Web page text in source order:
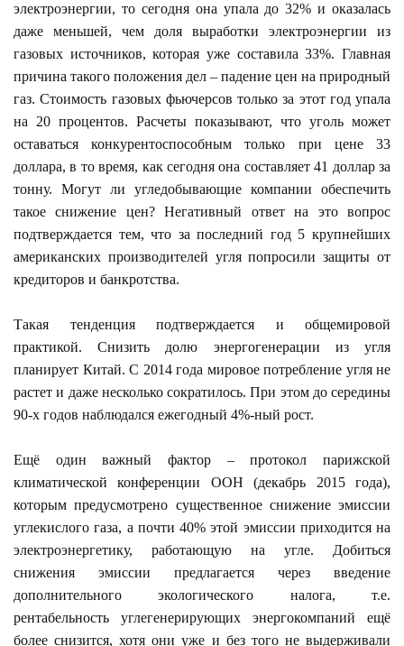
электроэнергии, то сегодня она упала до 32% и оказалась
даже меньшей, чем доля выработки электроэнергии из
газовых источников, которая уже составила 33%. Главная
причина такого положения дел – падение цен на природный
газ. Стоимость газовых фьючерсов только за этот год упала
на 20 процентов. Расчеты показывают, что уголь может
оставаться конкурентоспособным только при цене 33
доллара, в то время, как сегодня она составляет 41 доллар за
тонну. Могут ли угледобывающие компании обеспечить
такое снижение цен? Негативный ответ на это вопрос
подтверждается тем, что за последний год 5 крупнейших
американских производителей угля попросили защиты от
кредиторов и банкротства.
Такая тенденция подтверждается и общемировой
практикой. Снизить долю энергогенерации из угля
планирует Китай. С 2014 года мировое потребление угля не
растет и даже несколько сократилось. При этом до середины
90-х годов наблюдался ежегодный 4%-ный рост.
Ещё один важный фактор – протокол парижской
климатической конференции ООН (декабрь 2015 года),
которым предусмотрено существенное снижение эмиссии
углекислого газа, а почти 40% этой эмиссии приходится на
электроэнергетику, работающую на угле. Добиться
снижения эмиссии предлагается через введение
дополнительного экологического налога, т.е.
рентабельность углегенерирующих энергокомпаний ещё
более снизится, хотя они уже и без того не выдерживали